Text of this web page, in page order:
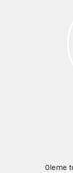
Oleme